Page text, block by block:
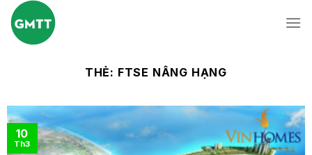
Skip
content
THẺ: FTSE NÂNG HẠNG
10
Th3